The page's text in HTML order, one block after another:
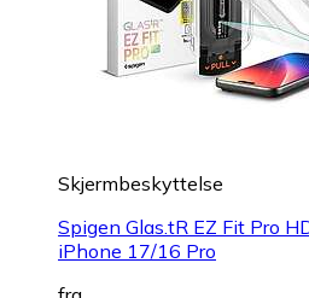
Skjermbeskyttelse
Spigen Glas.tR EZ Fit Pro
iPhone 17/16 Pro